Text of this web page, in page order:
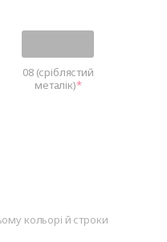
08 (сріблястий
металік)
кольорі й строки